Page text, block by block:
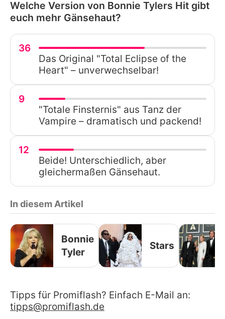
Welche Version von Bonnie Tylers Hit gibt
euch mehr Gänsehaut?
36
Das Original "Total Eclipse of the
Heart" – unverwechselbar!
9
"Totale Finsternis" aus Tanz der
Vampire – dramatisch und packend!
12
Beide! Unterschiedlich, aber
gleichermaßen Gänsehaut.
In diesem Artikel
Bonnie
Tyler
Stars
Tipps für Promiflash? Einfach E-Mail an:
tipps@promiflash.de